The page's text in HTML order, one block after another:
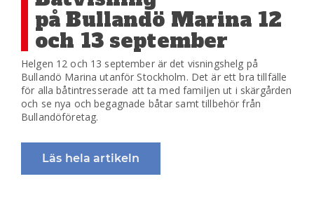
på Bullandö Marina 12
och 13 september
Helgen 12 och 13 september är det visningshelg på
Bullandö Marina utanför Stockholm. Det är ett bra tillfälle
för alla båtintresserade att ta med familjen ut i skärgården
och se nya och begagnade båtar samt tillbehör från
Bullandöföretag.
Läs hela artikeln